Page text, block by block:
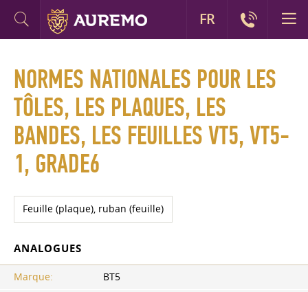
NORMES NATIONALES POUR LES
TÔLES, LES PLAQUES, LES
BANDES, LES FEUILLES VT5, VT5-
1, GRADE6
Feuille (plaque), ruban (feuille)
ANALOGUES
Marque:
BT5
FR